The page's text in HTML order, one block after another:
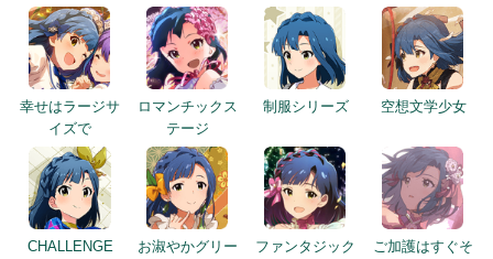
幸せはラージサ
イズで
ロマンチックス
テージ
制服シリーズ 空想文学少女
CHALLENGE
お淑やかグリー
ファンタジック
ご加護はすぐそ